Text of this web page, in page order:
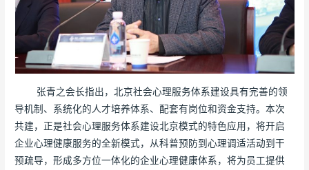
张青之会长指出，北京社会心理服务体系建设具有完善的领
导机制、系统化的人才培养体系、配套有岗位和资金支持。本次
共建，正是社会心理服务体系建设北京模式的特色应用，将开启
企业心理健康服务的全新模式，从科普预防到心理调适活动到干
预疏导，形成多方位一体化的企业心理健康体系，将为员工提供